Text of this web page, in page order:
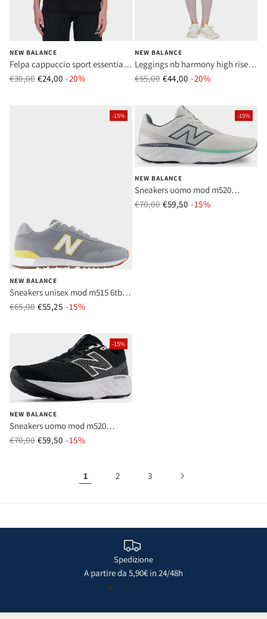
NEW BALANCE
Felpa cappuccio sport essentials
fleece logo hoodie black donna
€24,00 -20%Prezzo di vendita
Prezzo normale
€30,00
NEW BALANCE
Leggings nb harmony high rise
legging 25inch ice wine donna
€44,00 -20%Prezzo di
Prezzo normale
€55,00
-15%
NEW BALANCE
Sneakers unisex mod m515 6tb
grey
€55,25 -15%Prezzo di vendita
Prezzo normale
€65,00
-15%
NEW BALANCE
Sneakers uomo mod m520
running 6dx bianco
€59,50 -15%Prezzo di
Prezzo normale
€70,00
-15%
NEW BALANCE
Sneakers uomo mod m520
running lk9 nero
€59,50 -15%Prezzo di vendita
Prezzo normale
€70,00
1 2 3
Spedizione
A partire da 5,90€ in 24/48h